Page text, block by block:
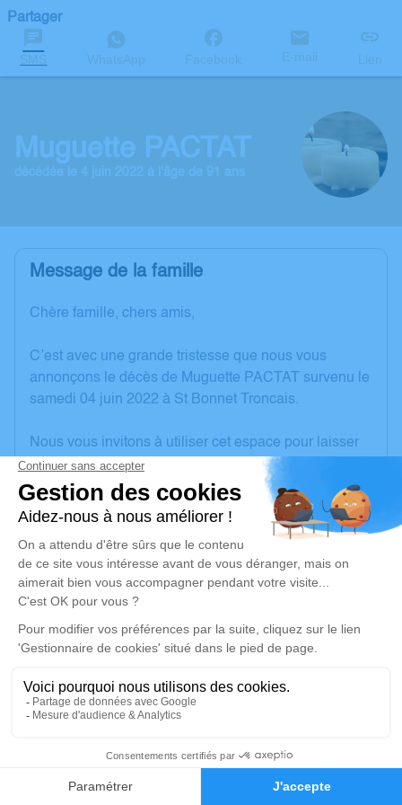
Faire-part Hommages
Partager
SMS WhatsApp Facebook E-mail Lien
Muguette PACTAT
décédée le 4 juin 2022 à l'âge de 91 ans
Message de la famille
Chère famille, chers amis,
C’est avec une grande tristesse que nous vous
annonçons le décès de Muguette PACTAT survenu le
samedi 04 juin 2022 à St Bonnet Troncais.
Nous vous invitons à utiliser cet espace pour laisser
vos condoléances, partager des photos souvenirs,
une anecdote ou exprimer vos pensées à travers des
poèmes ou des textes. Cet endroit est un lieu
d'expression dédié à honorer la mémoire de Muguette
PACTAT.
Un service de plantation d’arbre hommage est
disponible ici.
Je rends hommage
Cérémonie religieuse
Église de Saint-Amand-Montrond
18200 Saint-Amand-Montrond